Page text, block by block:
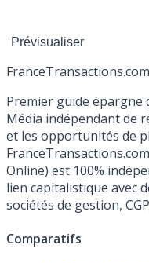
FranceTransactions.com
Premier guide épargne
Média indépendant de
et les opportunités de
Online) est 100%
lien capitalistique avec
sociétés de gestion,
Comparatifs